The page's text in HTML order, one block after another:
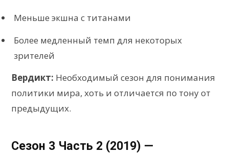
Меньше экшна с титанами
Более медленный темп для некоторых
зрителей
Вердикт: Необходимый сезон для понимания
политики мира, хоть и отличается по тону от
предыдущих.
Сезон 3 Часть 2 (2019) —